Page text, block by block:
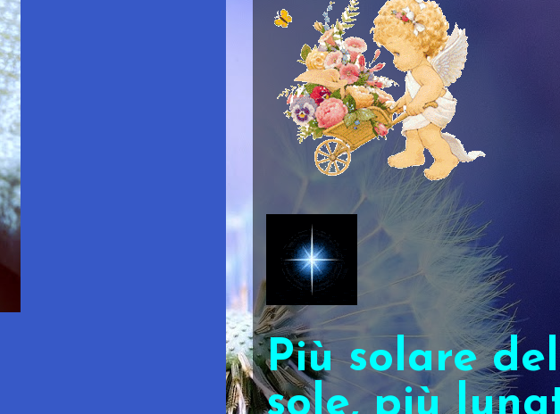
Più solare del
sole, più